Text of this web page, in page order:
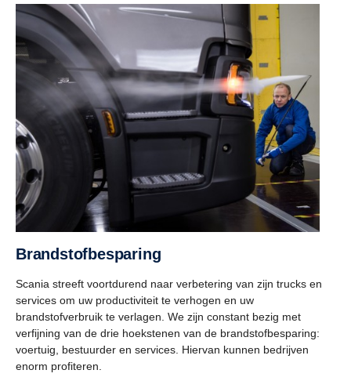
Brandstofbesparing
Scania streeft voortdurend naar verbetering van zijn trucks en
services om uw productiviteit te verhogen en uw
brandstofverbruik te verlagen. We zijn constant bezig met
verfijning van de drie hoekstenen van de brandstofbesparing:
voertuig, bestuurder en services. Hiervan kunnen bedrijven
enorm profiteren.